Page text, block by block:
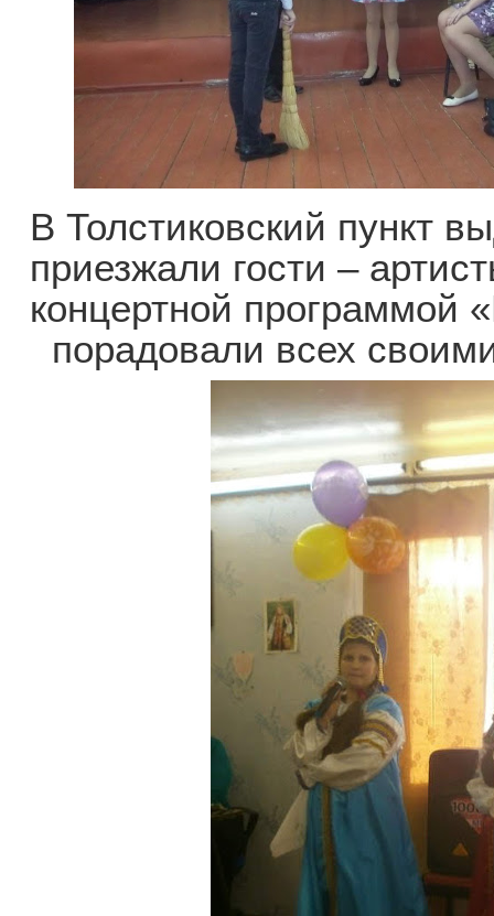
В Толстиковский пункт
приезжали гости –
концертной программой
порадовали всех